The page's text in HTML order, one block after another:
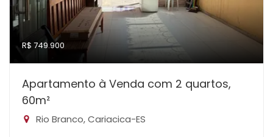
R$ 749.900
Apartamento à Venda com 2 quartos,
60m²
Rio Branco, Cariacica-ES